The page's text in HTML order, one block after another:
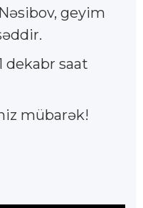
geyim
dekabr saat
mübarək!